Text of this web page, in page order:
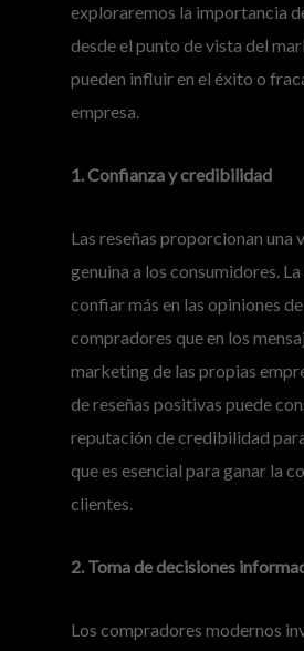
exploraremos la importancia
desde el punto de vista del
pueden influir en el éxito o
empresa.
1. Confianza y credibilidad
Las reseñas proporcionan una
genuina a los consumidores.
confiar más en las opiniones
compradores que en los
marketing de las propias
de reseñas positivas puede
reputación de credibilidad
que es esencial para ganar la
clientes.
2. Toma de decisiones
Los compradores modernos